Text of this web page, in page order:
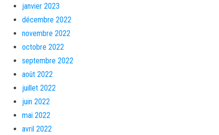
janvier 2023
décembre 2022
novembre 2022
octobre 2022
septembre 2022
août 2022
juillet 2022
juin 2022
mai 2022
avril 2022